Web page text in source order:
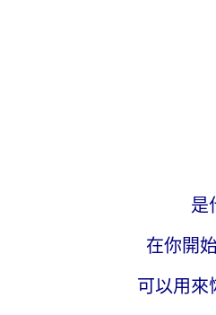
是
在你開
可以用來